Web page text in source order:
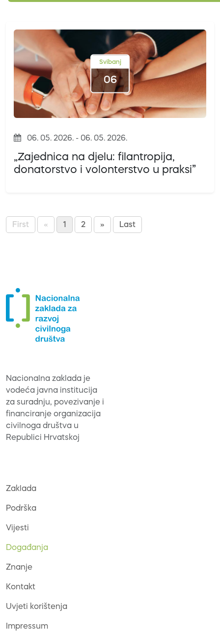
Svibanj
06
06. 05. 2026. - 06. 05. 2026.
„Zajednica na djelu: filantropija,
donatorstvo i volonterstvo u praksi”
First « 1 2 » Last
Nacionalna zaklada je
vodeća javna institucija
za suradnju, povezivanje i
financiranje organizacija
civilnoga društva u
Republici Hrvatskoj
Zaklada
Podrška
Vijesti
Događanja
Znanje
Kontakt
Uvjeti korištenja
Impressum